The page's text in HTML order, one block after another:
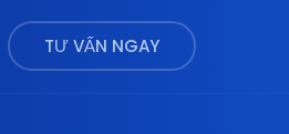
TƯ VẤN NGAY